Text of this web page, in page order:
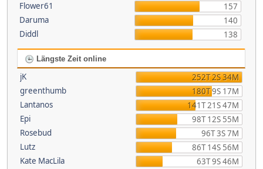
Flower61
157
Daruma
140
Diddl
138
Längste Zeit online
jK
252T 2S 34M
greenthumb
180T 9S 17M
Lantanos
141T 21S 47M
Epi
98T 12S 55M
Rosebud
96T 3S 7M
Lutz
86T 14S 56M
Kate MacLila
63T 9S 46M